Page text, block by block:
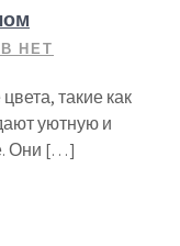
НЕТ
такие как
уютную и
Они […]